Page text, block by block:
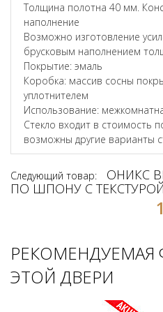
Толщина полотна 40 мм.
наполнение
Возможно изготовление
брусковым наполнением
Покрытие: эмаль
Коробка: массив сосны
уплотнителем
Использование:
Стекло входит в стоимость
возможны другие варианты
Следующий товар:
ОНИКС
ПО ШПОНУ С ТЕКСТУРОЙ
РЕКОМЕНДУЕМАЯ
ЭТОЙ ДВЕРИ